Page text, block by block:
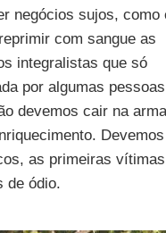
negócios sujos, como
com sangue as
integralistas que só
por algumas
devemos cair na
as primeiras
de ódio.